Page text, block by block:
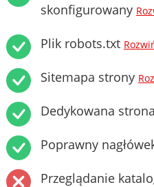
skonfigurowany
Plik robots.txt
Sitemapa strony
Dedykowana
Poprawny
Przeglądanie